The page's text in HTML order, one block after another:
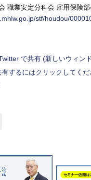
職業安定分科会 雇用保険部
stf/houdou/
で共有 (新しいウィン
するにはクリックしてく